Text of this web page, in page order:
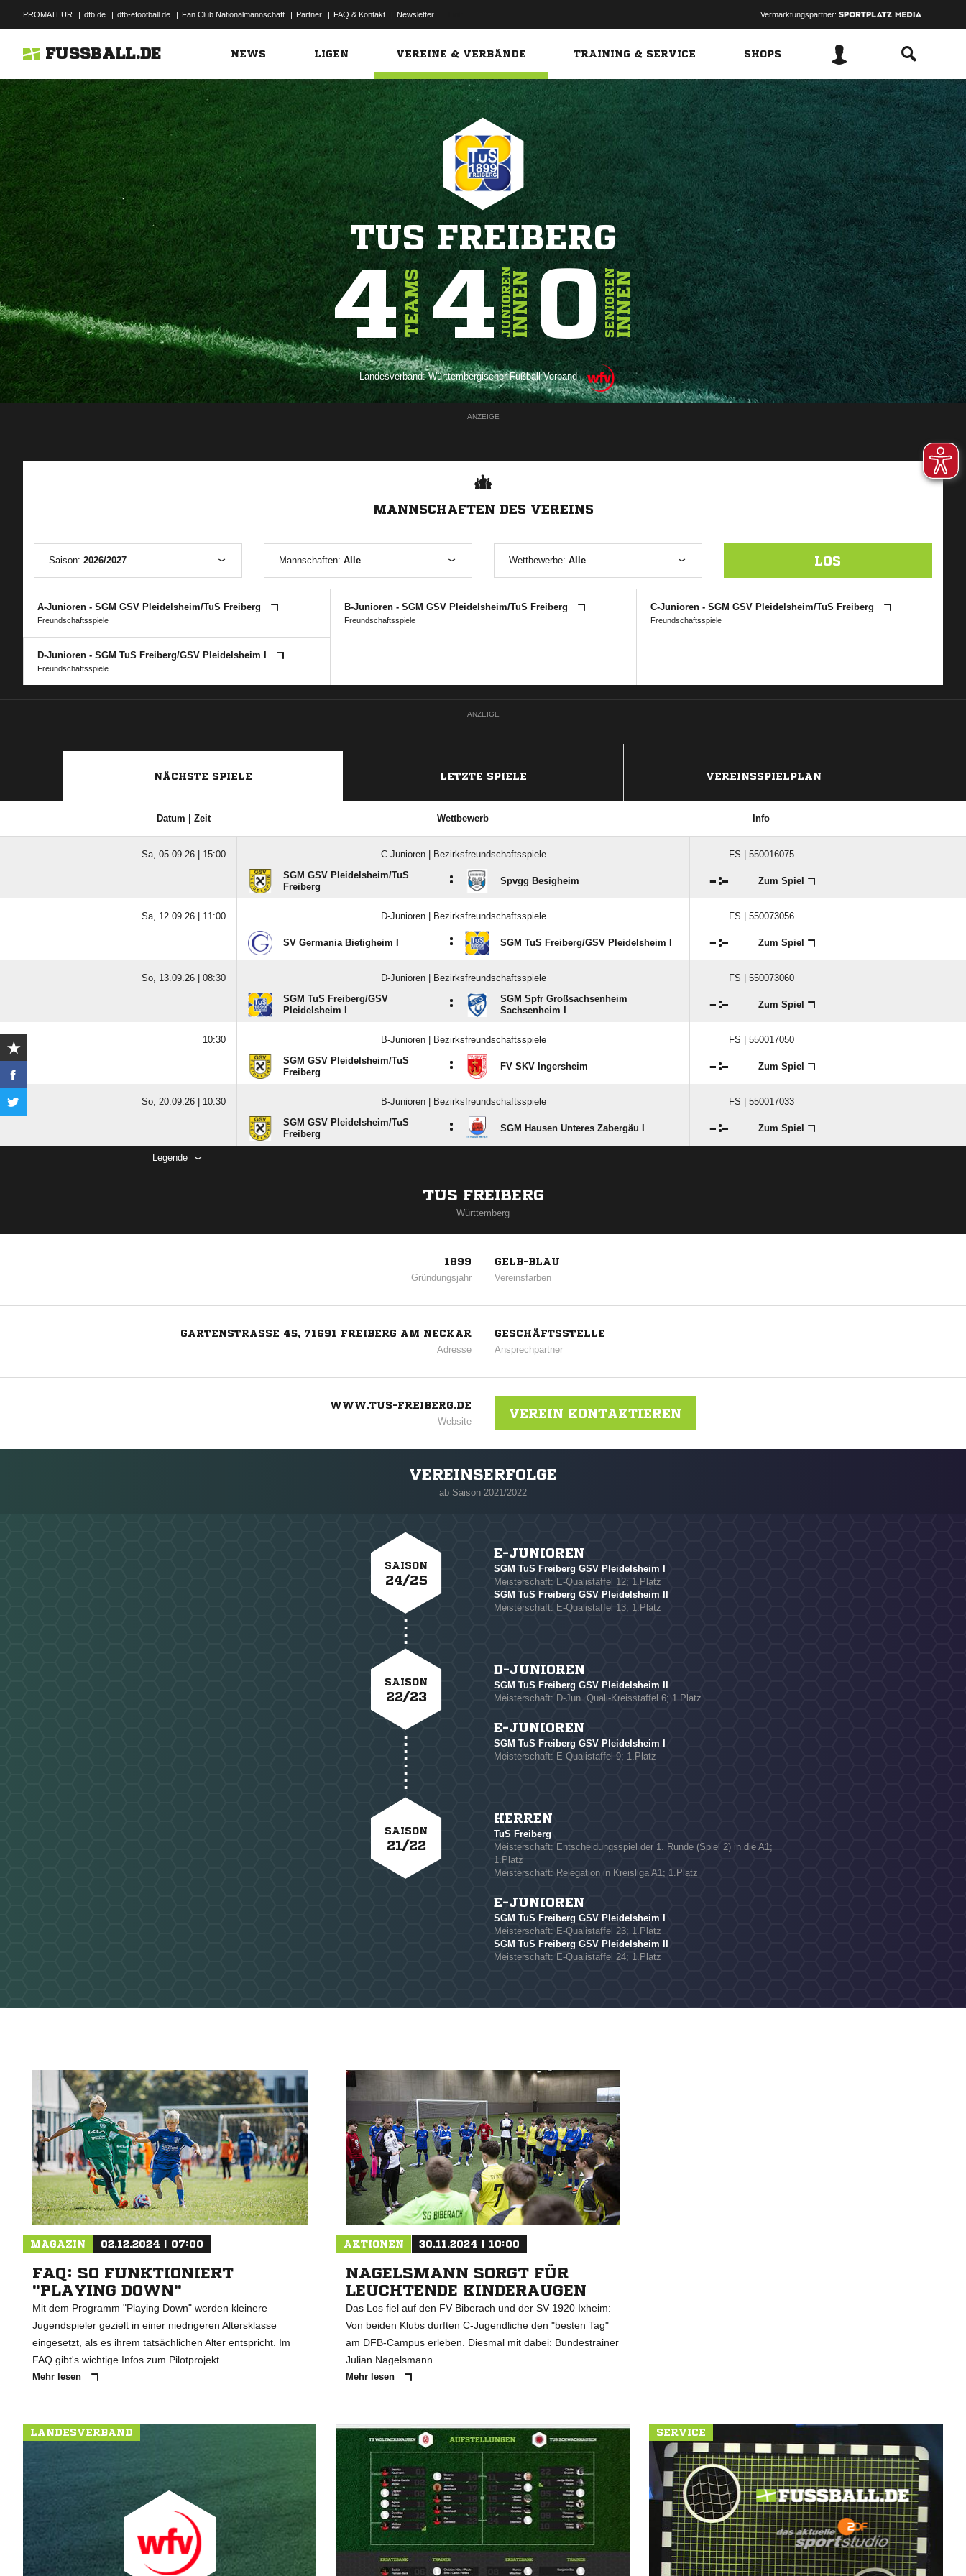
PROMATEUR | dfb.de | dfb-efootball.de | Fan Club Nationalmannschaft | Partner | FAQ & Kontakt | Newsletter Vermarktungspartner:
FUSSBALL.DE NEWS LIGEN VEREINE & VERBÄNDE TRAINING & SERVICE SHOPS
TUS FREIBERG
4TEAMS4JUNIORENINNEN0SENIORENINNEN
Landesverband:Württembergischer Fußball-Verband
ANZEIGE
MANNSCHAFTEN DES VEREINS
Saison: 2026/2027 Mannschaften: Alle Wettbewerbe: Alle LOS
A-Junioren - SGM GSV Pleidelsheim/​TuS Freiberg
Freundschaftsspiele
B-Junioren - SGM GSV Pleidelsheim/​TuS Freiberg
Freundschaftsspiele
C-Junioren - SGM GSV Pleidelsheim/​TuS Freiberg
Freundschaftsspiele
D-Junioren - SGM TuS Freiberg/​GSV Pleidelsheim I
Freundschaftsspiele
ANZEIGE
NÄCHSTE SPIELE LETZTE SPIELE VEREINSSPIELPLAN
Datum | Zeit Wettbewerb Info
Sa, 05.09.26 | 15:00 C-Junioren | Bezirksfreundschaftsspiele
FS | 550016075
SGM GSV Pleidelsheim/​TuS
Freiberg
: Spvgg Besigheim : Zum Spiel
Sa, 12.09.26 | 11:00 D-Junioren | Bezirksfreundschaftsspiele FS | 550073056
SV Germania Bietigheim I : SGM TuS Freiberg/​GSV Pleidelsheim I : Zum Spiel
So, 13.09.26 | 08:30 D-Junioren | Bezirksfreundschaftsspiele
FS | 550073060
SGM TuS Freiberg/​GSV
Pleidelsheim I
:
SGM Spfr Großsachsenheim
Sachsenheim I
: Zum Spiel
10:30 B-Junioren | Bezirksfreundschaftsspiele
FS | 550017050
SGM GSV Pleidelsheim/​TuS
Freiberg
: FV SKV Ingersheim : Zum Spiel
So, 20.09.26 | 10:30 B-Junioren | Bezirksfreundschaftsspiele
FS | 550017033
SGM GSV Pleidelsheim/​TuS
Freiberg
: SGM Hausen Unteres Zabergäu I : Zum Spiel
Legende
TUS FREIBERG
Württemberg
1899
Gründungsjahr
GELB-BLAU
Vereinsfarben
GARTENSTRASSE 45, 71691 FREIBERG AM NECKAR
Adresse
GESCHÄFTSSTELLE
Ansprechpartner
WWW.TUS-FREIBERG.DE
Website
VEREIN KONTAKTIEREN
VEREINSERFOLGE
ab Saison 2021/2022
SAISON
24/25
E-JUNIOREN
SGM TuS Freiberg GSV Pleidelsheim I
Meisterschaft: E-Qualistaffel 12; 1.Platz
SGM TuS Freiberg GSV Pleidelsheim II
Meisterschaft: E-Qualistaffel 13; 1.Platz
SAISON
22/23
D-JUNIOREN
SGM TuS Freiberg GSV Pleidelsheim II
Meisterschaft: D-Jun. Quali-Kreisstaffel 6; 1.Platz
E-JUNIOREN
SGM TuS Freiberg GSV Pleidelsheim I
Meisterschaft: E-Qualistaffel 9; 1.Platz
SAISON
21/22
HERREN
TuS Freiberg
Meisterschaft: Entscheidungsspiel der 1. Runde (Spiel 2) in die A1;
1.Platz
Meisterschaft: Relegation in Kreisliga A1; 1.Platz
E-JUNIOREN
SGM TuS Freiberg GSV Pleidelsheim I
Meisterschaft: E-Qualistaffel 23; 1.Platz
SGM TuS Freiberg GSV Pleidelsheim II
Meisterschaft: E-Qualistaffel 24; 1.Platz
MAGAZIN 02.12.2024 | 07:00
FAQ: SO FUNKTIONIERT
"PLAYING DOWN"
Mit dem Programm "Playing Down" werden kleinere
Jugendspieler gezielt in einer niedrigeren Altersklasse
eingesetzt, als es ihrem tatsächlichen Alter entspricht. Im
FAQ gibt's wichtige Infos zum Pilotprojekt.
Mehr lesen
AKTIONEN 30.11.2024 | 10:00
NAGELSMANN SORGT FÜR
LEUCHTENDE KINDERAUGEN
Das Los fiel auf den FV Biberach und der SV 1920 Ixheim:
Von beiden Klubs durften C-Jugendliche den "besten Tag"
am DFB-Campus erleben. Diesmal mit dabei: Bundestrainer
Julian Nagelsmann.
Mehr lesen
LANDESVERBAND SERVICE